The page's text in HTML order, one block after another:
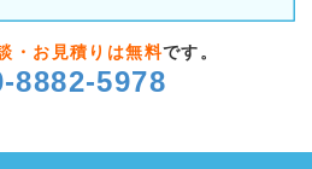
・お見積りは無料です。
8882-5978